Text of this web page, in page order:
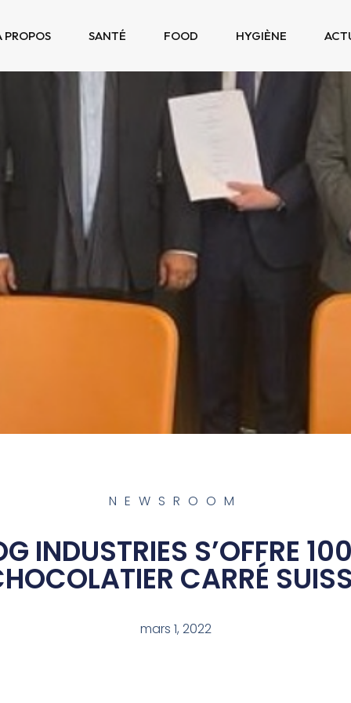
PROPOS SANTÉ FOOD HYGIÈNE
NEWSROOM
INDUSTRIES S’OFFRE
CARRÉ
mars 1, 2022